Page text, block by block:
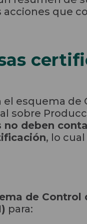
que
el esquema
sobre
no deben
, lo
de Control
para: